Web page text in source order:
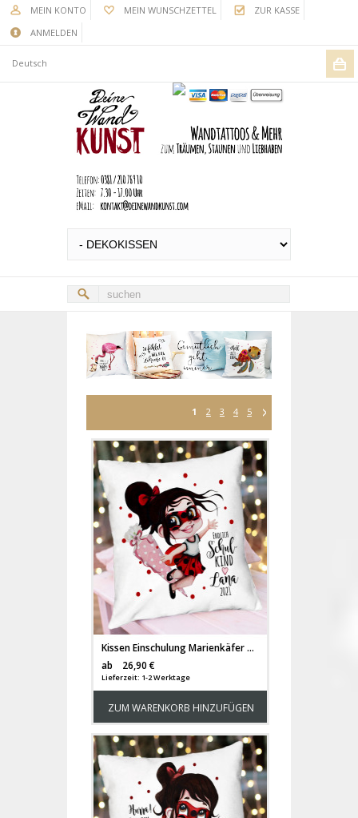
MEIN KONTO MEIN WUNSCHZETTEL
ZUR KASSE
ANMELDEN
Deutsch
1 2 3 4 5
Kissen Einschulung Marienkäfer Girl Mädchen Schultüte Spruch endlich Schulkind & Name Datum Spruchkissen inkl Füllung Dekokissen bedruckt ks349
ab
26,90 €
Lieferzeit: 1-2 Werktage
ZUM WARENKORB HINZUFÜGEN